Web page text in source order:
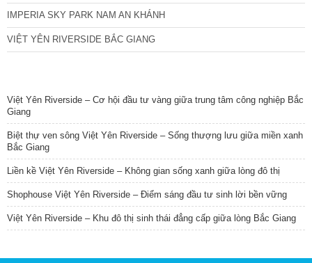
IMPERIA SKY PARK NAM AN KHÁNH
VIỆT YÊN RIVERSIDE BẮC GIANG
Việt Yên Riverside – Cơ hội đầu tư vàng giữa trung tâm công nghiệp Bắc
Giang
Biệt thự ven sông Việt Yên Riverside – Sống thượng lưu giữa miền xanh
Bắc Giang
Liền kề Việt Yên Riverside – Không gian sống xanh giữa lòng đô thị
Shophouse Việt Yên Riverside – Điểm sáng đầu tư sinh lời bền vững
Việt Yên Riverside – Khu đô thị sinh thái đẳng cấp giữa lòng Bắc Giang